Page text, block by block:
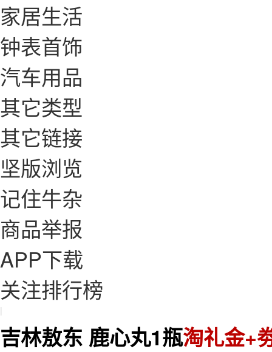
家居生活
钟表首饰
汽车用品
其它类型
其它链接
坚版浏览
记住牛杂
商品举报
APP下载
关注排行榜
|
吉林敖东 鹿心丸1瓶淘礼金+